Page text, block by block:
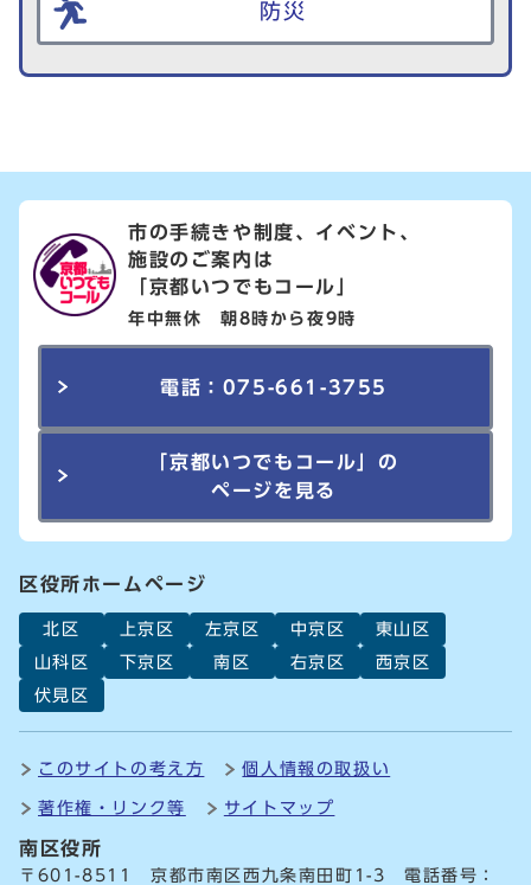
防災
市の手続きや制度、イベント、
施設のご案内は
「京都いつでもコール」
年中無休 朝8時から夜9時
電話：075-661-3755
「京都いつでもコール」の
ページを見る
区役所ホームページ
北区 上京区 左京区 中京区
東山区
山科区
下京区 南区 右京区
西京区
伏見区
このサイトの考え方 個人情報の取扱い
著作権・リンク等 サイトマップ
南区役所
〒601-8511 京都市南区西九条南田町1-3 電話番号：